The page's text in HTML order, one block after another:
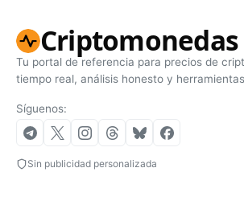
Tu portal de referencia para precios de
tiempo real, análisis honesto y
Síguenos:
Sin publicidad personalizada